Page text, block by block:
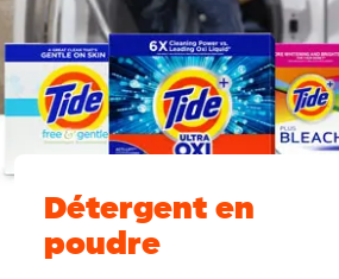
Détergent en
poudre